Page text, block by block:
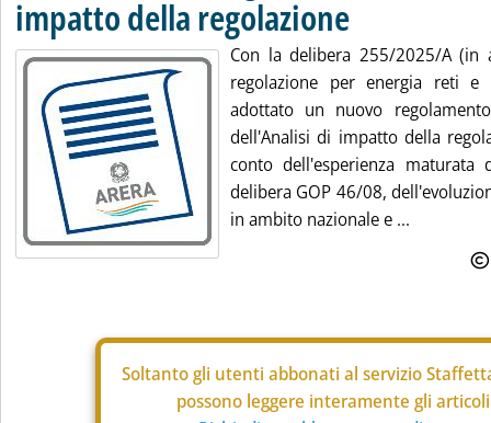
impatto della regolazione
Con la delibera 255/2025/A (in
regolazione per energia reti e
adottato un nuovo
dell'Analisi di impatto della
conto dell'esperienza maturata
delibera GOP 46/08,
in ambito nazionale e ...
Soltanto gli utenti abbonati al servizio
possono leggere interamente gli